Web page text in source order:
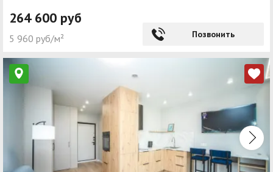
264 600 руб
5 960 руб/м² Позвонить